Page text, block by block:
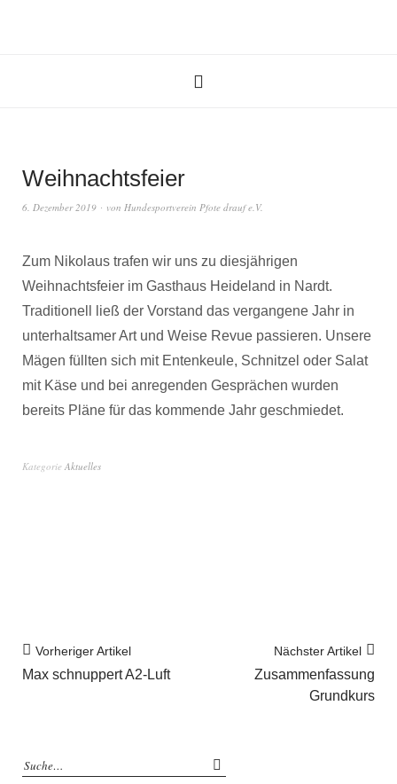
Weihnachtsfeier
6. Dezember 2019 von Hundesportverein Pfote drauf e.V.
Zum Nikolaus trafen wir uns zu diesjährigen
Weihnachtsfeier im Gasthaus Heideland in Nardt.
Traditionell ließ der Vorstand das vergangene Jahr in
unterhaltsamer Art und Weise Revue passieren. Unsere
Mägen füllten sich mit Entenkeule, Schnitzel oder Salat
mit Käse und bei anregenden Gesprächen wurden
bereits Pläne für das kommende Jahr geschmiedet.
Kategorie Aktuelles
Vorheriger Artikel
Max schnuppert A2-Luft
Nächster Artikel
Zusammenfassung
Grundkurs